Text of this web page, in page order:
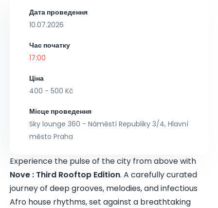
Дата проведення
10.07.2026
Час початку
17:00
Ціна
400 - 500 Kč
Місце проведення
Sky lounge 360 - Náměstí Republiky 3/4, Hlavní
město Praha
Experience the pulse of the city from above with
Nove : Third Rooftop Edition. A carefully curated
journey of deep grooves, melodies, and infectious
Afro house rhythms, set against a breathtaking